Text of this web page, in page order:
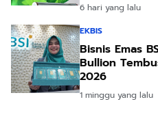
6 hari yang lalu
EKBIS
Bisnis Emas
Bullion
2026
1 minggu yang lalu